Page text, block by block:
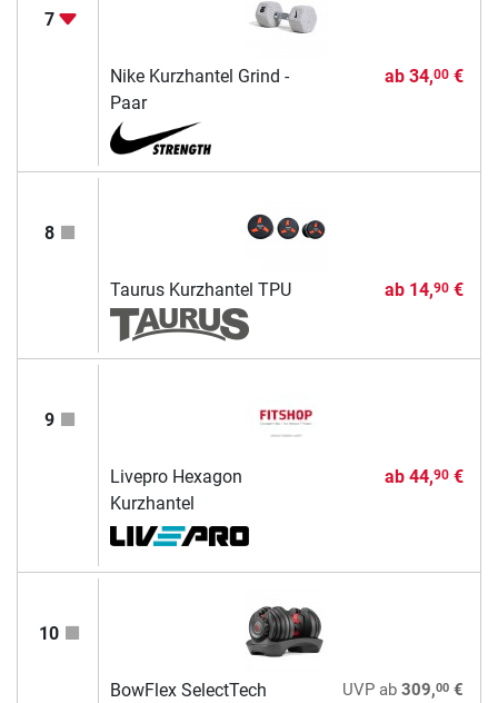
7
Nike Kurzhantel Grind -
Paar
ab 34,00€
8
Taurus Kurzhantel TPU ab 14,90€
9
Livepro Hexagon
Kurzhantel
ab 44,90€
10
BowFlex SelectTech
UVPab 309,00€